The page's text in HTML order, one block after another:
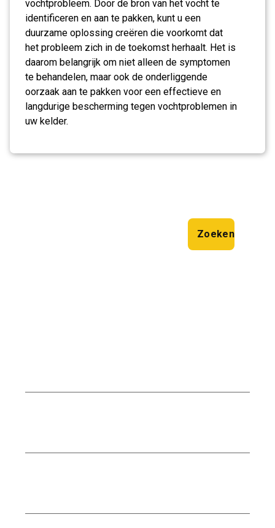
vochtprobleem. Door de bron van het vocht te
identificeren en aan te pakken, kunt u een
duurzame oplossing creëren die voorkomt dat
het probleem zich in de toekomst herhaalt. Het is
daarom belangrijk om niet alleen de symptomen
te behandelen, maar ook de onderliggende
oorzaak aan te pakken voor een effectieve en
langdurige bescherming tegen vochtproblemen in
uw kelder.
Zoeken